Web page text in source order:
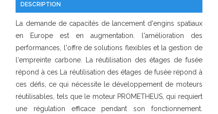
DESCRIPTION
La demande de capacités de lancement d'engins spatiaux
en Europe est en augmentation. l'amélioration des
performances, l'offre de solutions flexibles et la gestion de
l'empreinte carbone. La réutilisation des étages de fusée
répond à ces La réutilisation des étages de fusée répond à
ces défis, ce qui nécessite le développement de moteurs
réutilisables, tels que le moteur PROMETHEUS, qui requiert
une régulation efficace pendant son fonctionnement.